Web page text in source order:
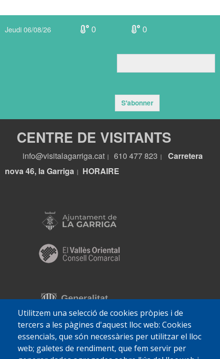
Utilitzem una selecció de cookies pròpies i de
tercers a les pàgines d'aquest lloc web: Cookies
essencials, que són necessàries per utilitzar el lloc
web; galetes de rendiment, que fem servir per
Jeudi 06/08/26 0 0
S'abonner
CENTRE DE VISITANTS
info@visitalagarriga.cat 610 477 823
Carretera
nova 46, la Garriga
HORAIRE